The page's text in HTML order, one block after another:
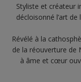
Styliste et créateur
décloisonné l’art
Révélé à la
de la réouverture de
à âme et cœur